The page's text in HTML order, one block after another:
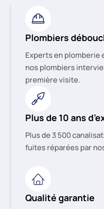
Plombiers
Experts en plomberie
nos plombiers
première visite.
Plus de 10 ans
Plus de 3 500
fuites réparées par
Qualité garantie